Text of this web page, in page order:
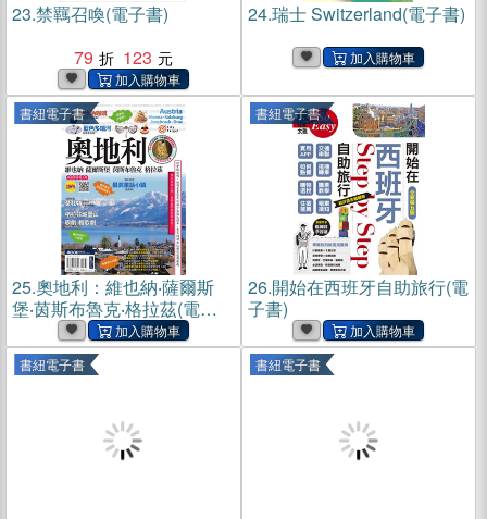
23.禁羈召喚(電子書)
79
123
24.瑞士 Switzerland(電子書)
書紐電子書
25.奧地利：維也納‧薩爾斯
堡‧茵斯布魯克‧格拉茲(電子
書紐電子書
26.開始在西班牙自助旅行(電
子書)
書紐電子書 書紐電子書